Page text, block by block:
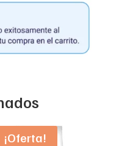
¡Oferta!